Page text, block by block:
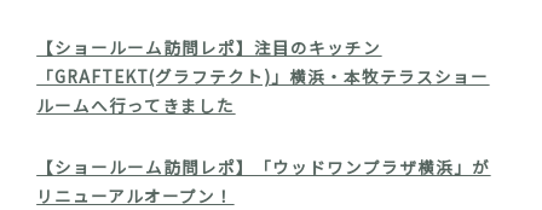
【ショールーム訪問レポ】注目のキッチン
「GRAFTEKT(グラフテクト)」横浜・本牧テラスショー
ルームへ行ってきました
【ショールーム訪問レポ】「ウッドワンプラザ横浜」が
リニューアルオープン！